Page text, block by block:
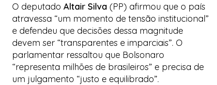
O deputado Altair Silva (PP) afirmou que o país
atravessa “um momento de tensão institucional”
e defendeu que decisões dessa magnitude
devem ser “transparentes e imparciais”. O
parlamentar ressaltou que Bolsonaro
“representa milhões de brasileiros” e precisa de
um julgamento “justo e equilibrado”.